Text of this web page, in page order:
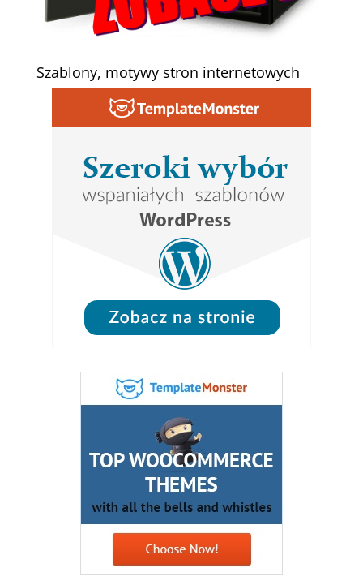
Szablony, motywy stron internetowych